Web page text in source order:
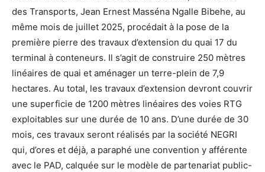
des Transports, Jean Ernest Masséna Ngalle Bibehe, au
même mois de juillet 2025, procédait à la pose de la
première pierre des travaux d’extension du quai 17 du
terminal à conteneurs. Il s’agit de construire 250 mètres
linéaires de quai et aménager un terre-plein de 7,9
hectares. Au total, les travaux d’extension devront couvrir
une superficie de 1200 mètres linéaires des voies RTG
exploitables sur une durée de 10 ans. D’une durée de 30
mois, ces travaux seront réalisés par la société NEGRI
qui, d’ores et déjà, a paraphé une convention y afférente
avec le PAD, calquée sur le modèle de partenariat public-